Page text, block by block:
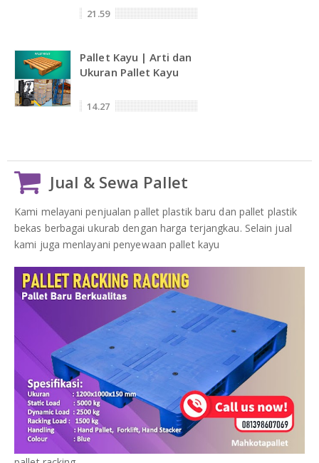
21.59
Pallet Kayu | Arti dan
Ukuran Pallet Kayu
14.27
Jual & Sewa Pallet
Kami melayani penjualan pallet plastik baru dan pallet plastik
bekas berbagai ukurab dengan harga terjangkau. Selain jual
kami juga menlayani penyewaan pallet kayu